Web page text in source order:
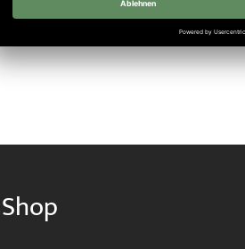
Nicht lieferbar
Shop